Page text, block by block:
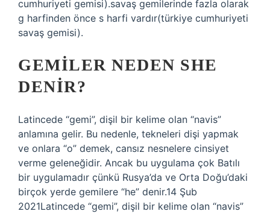
cumhuriyeti gemisi).savaş gemilerinde fazla olarak
g harfinden önce s harfi vardır(türkiye cumhuriyeti
savaş gemisi).
GEMILER NEDEN SHE
DENIR?
Latincede “gemi”, dişil bir kelime olan “navis”
anlamına gelir. Bu nedenle, tekneleri dişi yapmak
ve onlara “o” demek, cansız nesnelere cinsiyet
verme geleneğidir. Ancak bu uygulama çok Batılı
bir uygulamadır çünkü Rusya’da ve Orta Doğu’daki
birçok yerde gemilere “he” denir.14 Şub
2021Latincede “gemi”, dişil bir kelime olan “navis”